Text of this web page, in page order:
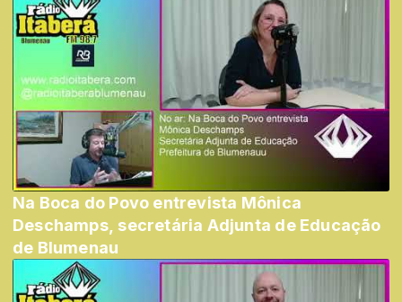
Na Boca do Povo entrevista Mônica
Deschamps, secretária Adjunta de Educação
de Blumenau